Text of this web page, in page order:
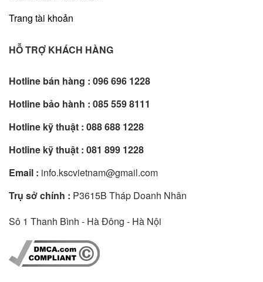
Trang tài khoản
HỖ TRỢ KHÁCH HÀNG
Hotline bán hàng : 096 696 1228
Hotline bảo hành : 085 559 8111
Hotline kỹ thuật : 088 688 1228
Hotline kỹ thuật : 081 899 1228
Email : info.kscvietnam@gmail.com
Trụ sở chính : P3615B Tháp Doanh Nhân
Sô 1 Thanh Bình - Hà Đông - Hà Nội